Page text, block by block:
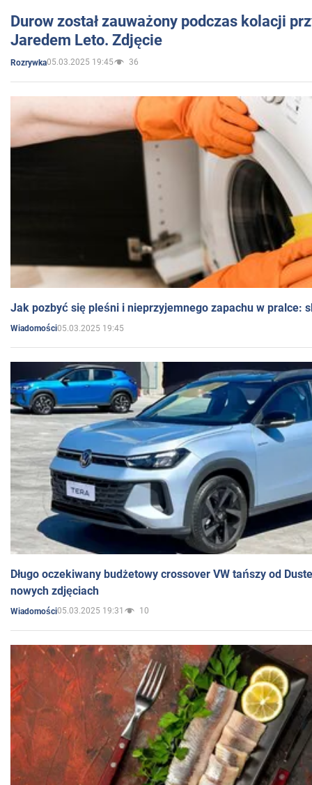
Durow został zauważony podczas kolacji
Jaredem Leto. Zdjęcie
Rozrywka05.03.2025 19:45 36
Jak pozbyć się pleśni i nieprzyjemnego zapachu w pralce:
Wiadomości05.03.2025 19:45
Długo oczekiwany budżetowy crossover VW tańszy od
nowych zdjęciach
Wiadomości05.03.2025 19:31 10